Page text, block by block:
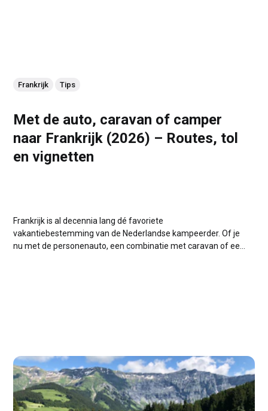
Frankrijk Tips
Met de auto, caravan of camper
naar Frankrijk (2026) – Routes, tol
en vignetten
Frankrijk is al decennia lang dé favoriete
vakantiebestemming van de Nederlandse kampeerder. Of je
nu met de personenauto, een combinatie met caravan of een